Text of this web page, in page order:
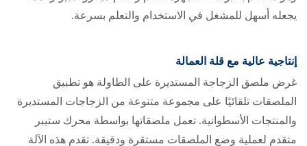
يجعله أسهل للمشغل في الاستخدام والتعلم بسرعة.
إنتاجية عالية مع قلة العمالة
غرض ملصق الزجاجة المستديرة على الطاولة هو تطبيق
الملصقات تلقائيًا على مجموعة متنوعة من الزجاجات المستديرة
والمنتجات الأسطوانية. تعمل ملصقاتها بواسطة محرك ستيبر
متقدم لعملية وضع الملصقات مستقرة ودقيقة. تقدم هذه الآلة